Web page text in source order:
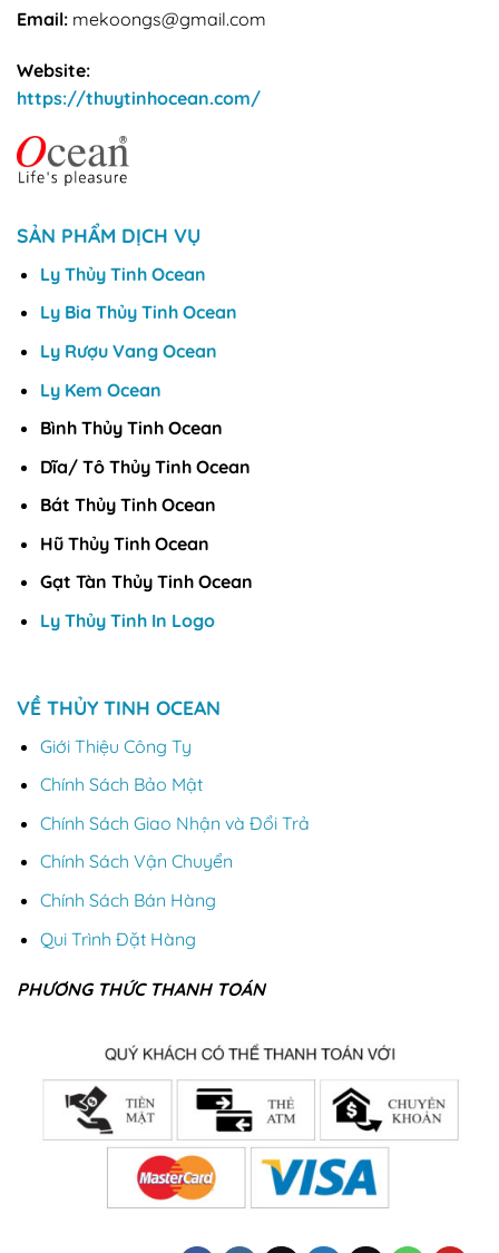
Email: mekoongs@gmail.com
Website:
https://thuytinhocean.com/
SẢN PHẨM DỊCH VỤ
Ly Thủy Tinh Ocean
Ly Bia Thủy Tinh Ocean
Ly Rượu Vang Ocean
Ly Kem Ocean
Bình Thủy Tinh Ocean
Dĩa/ Tô Thủy Tinh Ocean
Bát Thủy Tinh Ocean
Hũ Thủy Tinh Ocean
Gạt Tàn Thủy Tinh Ocean
Ly Thủy Tinh In Logo
VỀ THỦY TINH OCEAN
Giới Thiệu Công Ty
Chính Sách Bảo Mật
Chính Sách Giao Nhận và Đổi Trả
Chính Sách Vận Chuyển
Chính Sách Bán Hàng
Qui Trình Đặt Hàng
PHƯƠNG THỨC THANH TOÁN